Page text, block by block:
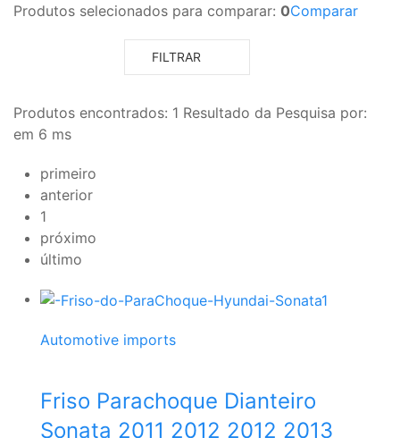
Produtos selecionados para comparar: 0Comparar
FILTRAR
Produtos encontrados: 1 Resultado da Pesquisa por:
em 6 ms
primeiro
anterior
1
próximo
último
Automotive imports
Friso Parachoque Dianteiro
Sonata 2011 2012 2012 2013